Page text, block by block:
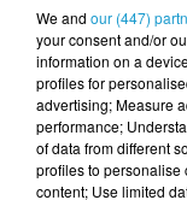
Jonas
Tour, il a lui
remportant le
fois depuis
arrivent sur la
leurs
We and our (447)
your consent and/or
information on a
profiles for
advertising; Measure
performance;
of data from different
profiles to personalise
content; Use limited